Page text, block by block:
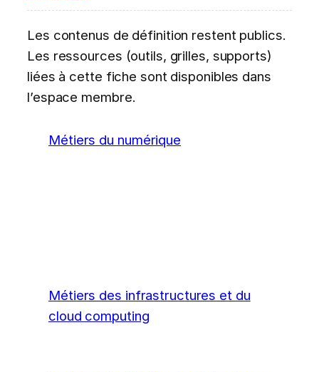
Les contenus de définition restent publics.
Les ressources (outils, grilles, supports)
liées à cette fiche sont disponibles dans
l’espace membre.
Métiers du numérique
Métiers des infrastructures et du
cloud computing